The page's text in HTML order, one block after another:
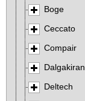
Boge
Ceccato
Compair
Dalgakiran
Deltech